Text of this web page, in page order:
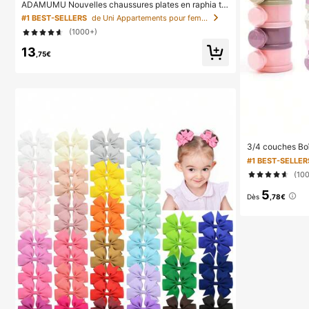
ADAMUMU Nouvelles chaussures plates en raphia tr
essées de mode haut de gamme confortables pour fe
mmes, mignonnes pour le port quotidien, vacances pri
ntemps/été, chic & élégant
#1 BEST-SELLERS
de Uni Appartements pour femmes
(1000+)
13 ,75€
3/4 couches
d'ours, boîte
n empilable,
portable
ension,
#1 BEST-
Dès 5 ,78€